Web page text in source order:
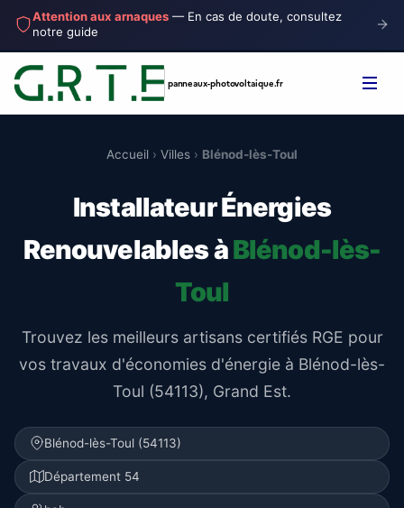
Attention aux arnaques — En cas de doute, consultez
notre guide
panneaux-photovoltaique.fr
Accueil › Villes › Blénod-lès-Toul
Installateur Énergies
Renouvelables àBlénod-lès-
Toul
Trouvez les meilleurs artisans certifiés RGE pour
vos travaux d'économies d'énergie à Blénod-lès-
Toul (54113), Grand Est.
Blénod-lès-Toul (54113)
Département 54